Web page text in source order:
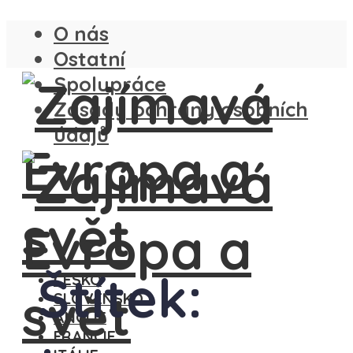
O nás
Ostatní
Spolupráce
Zásady ochrany osobních
údajů
ČESKO
SLOVENSKO
ANGLIE
FRANCIE
Štítek: